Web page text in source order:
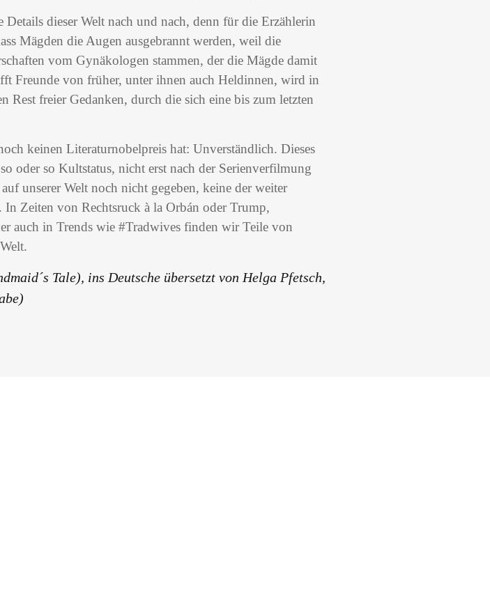
dieser Welt nach und nach, denn für die Erzählerin
Mägden die Augen ausgebrannt werden, weil die
vom Gynäkologen stammen, der die Mägde damit
Freunde von früher, unter ihnen auch Heldinnen, wird in
Rest freier Gedanken, durch die sich eine bis zum letzten
keinen Literaturnobelpreis hat: Unverständlich. Dieses
oder so Kultstatus, nicht erst nach der Serienverfilmung
unserer Welt noch nicht gegeben, keine der weiter
Zeiten von Rechtsruck à la Orbán oder Trump,
auch in Trends wie #Tradwives finden wir Teile von
Tale), ins Deutsche übersetzt von Helga Pfetsch,